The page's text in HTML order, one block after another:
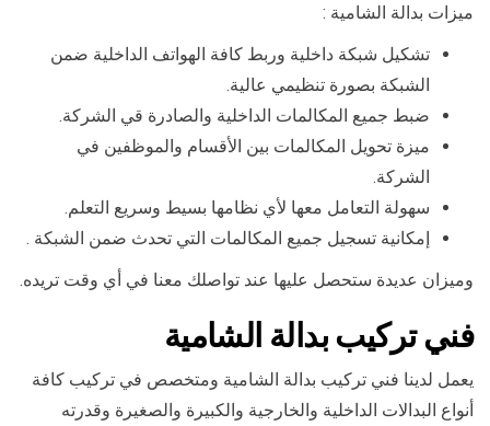
ميزات بدالة الشامية :
تشكيل شبكة داخلية وربط كافة الهواتف الداخلية ضمن
الشبكة بصورة تنظيمي عالية.
ضبط جميع المكالمات الداخلية والصادرة قي الشركة.
ميزة تحويل المكالمات بين الأقسام والموظفين في
الشركة.
سهولة التعامل معها لأي نظامها بسيط وسريع التعلم.
إمكانية تسجيل جميع المكالمات التي تحدث ضمن الشبكة .
وميزان عديدة ستحصل عليها عند تواصلك معنا في أي وقت تريده.
فني تركيب بدالة الشامية
يعمل لدينا فني تركيب بدالة الشامية ومتخصص في تركيب كافة
أنواع البدالات الداخلية والخارجية والكبيرة والصغيرة وقدرته